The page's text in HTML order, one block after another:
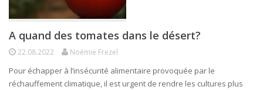
A quand des tomates dans le désert?
22.08.2022 Noémie Frezel
Pour échapper à l’insécurité alimentaire provoquée par le
réchauffement climatique, il est urgent de rendre les cultures plus